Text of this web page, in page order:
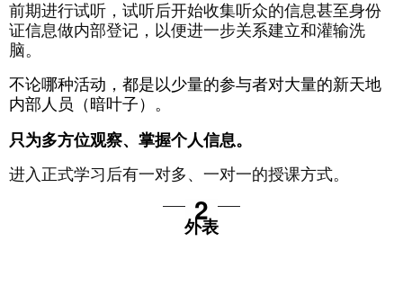
前期进行试听，试听后开始收集听众的信息甚至身份
证信息做内部登记，以便进一步关系建立和灌输洗
脑。
不论哪种活动，都是以少量的参与者对大量的新天地
内部人员（暗叶子）。
只为多方位观察、掌握个人信息。
进入正式学习后有一对多、一对一的授课方式。
2
外表